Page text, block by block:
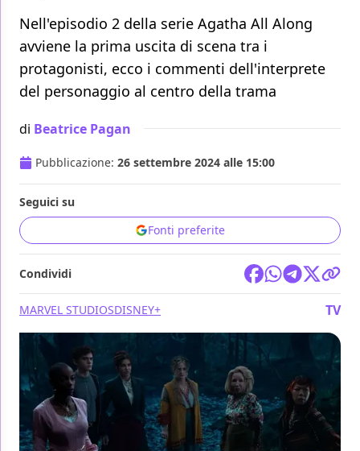
Nell'episodio 2 della serie Agatha All Along
avviene la prima uscita di scena tra i
protagonisti, ecco i commenti dell'interprete
del personaggio al centro della trama
di Beatrice Pagan
Pubblicazione: 26 settembre 2024 alle 15:00
Seguici su
Fonti preferite
Condividi
MARVEL STUDIOSDISNEY+ TV